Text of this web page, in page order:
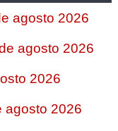
agosto 2026
agosto 2026
2026
agosto 2026